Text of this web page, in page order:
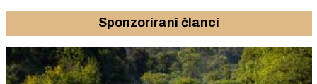
Sponzorirani članci